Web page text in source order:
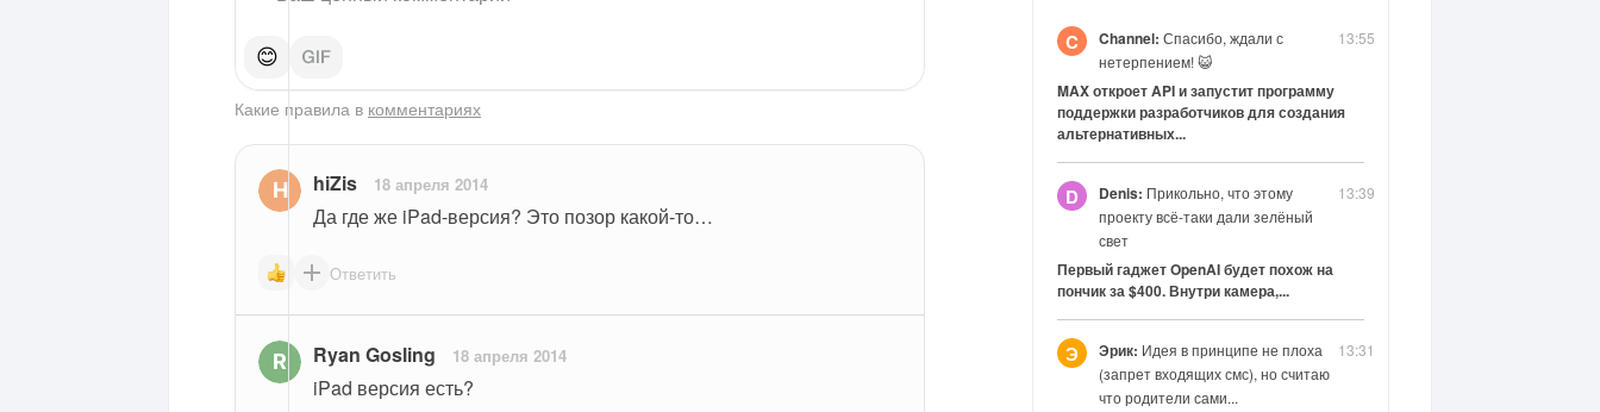
😊
Какие правила в комментариях
hiZis 18 апреля 2014
Да где же iPad-версия? Это позор какой-то…
Ответить
Ryan Gosling 18 апреля 2014
iPad версия есть?
13:55
C Channel: Спасибо, ждали с
нетерпением! 😺
MAX откроет API и запустит программу
поддержки разработчиков для создания
альтернативных...
13:39
D Denis: Прикольно, что этому
проекту всё-таки дали зелёный
свет
Первый гаджет OpenAI будет похож на
пончик за $400. Внутри камера,...
13:31
Э Эрик: Идея в принципе не плоха
(запрет входящих смс), но считаю
что родители сами...